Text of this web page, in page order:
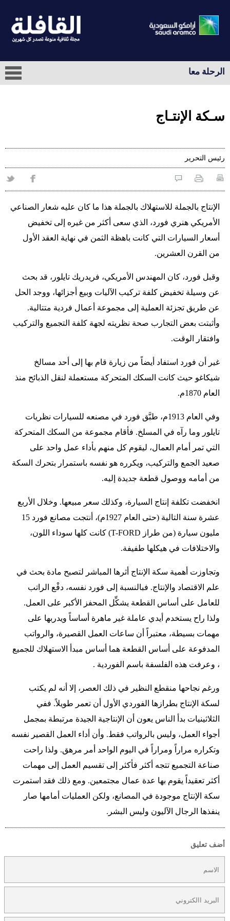
الرحلة معا
سـكة الإنتـاج
رئيس التحرير
الإنتاج بالجملة للاستهلاك بالجملة هذا ما كان عليه شعار الصناعي
الأمريكي هنري فورد، الذي سعى أكثر من غيره إلى تخفيض
أسعار السيارات التي كانت باهظة الثمن في نهاية العقد الأول
من القرن العشرين.
وقبل فورد، كان المهندس الأمريكي، فريدريك تايلور، قد بحث
عن وسيلة تخفيض كلفة تركيب الآليات وبيع أجزائها، ووجد الحل
عن طريق تجزئة العملية إلى مجموعة أعمال فردية متتالية.
وأثبتت بعض التجارب صحة نظريته لجهة كلفة التجميع والتركيب
وافتقار الوقت.
غير أن فورد استفاد أيضاً من زيارة قام بها إلى أحد مسالخ
شيكاغو حيث كانت السكك المتحركة مستعملة لنقل الذبائح منذ
العام 1870م.
وفي العام 1913م، طبَّق فورد في مصنعه للسيارات نظريات
تايلور وما رآه في المسلخ. فأقام مجموعة من السكك المتحركة
التي تمر أمام العمال، ليقوم كل منهم بأداء عمل واحد على
صعيد الجمع والتركيب، ويكرره هو نفسه باستمرار بتحرك السكة
من أمامه ووصول قطعة جديدة إليه.
انخفضت تكلفة إنتاج السيارة، وكذلك سعر مبيعها. وخلال الأربع
عشرة سنة التالية (حتى العام 1927م)، أنتجت مصانع فورد 15
مليون سيارة (من طراز T-FORD) كانت كلها سوداء اللون،
والاختلافات في هيكلها طفيفة.
وتجاوزت أهمية سكة الإنتاج أثرها المباشر لتصبح مادة بحث في
علم الاقتصاد والإنتاج. فبالنسبة إلى فورد نفسه، دفْع الراتب
للعامل على أساس القطعة يشكِّل المحفز الأكبر على العمل.
ولذا راح يستخدم أيدي عاملة غير ماهرة أساساً ويدربها على
مهمات بسيطة، معتبراً أن ساعات العمل القصيرة، والرواتب
المدفوعة على أساس القطعة هما أساس مبدأ الاستهلاك للجميع
، وعرفت هذه الفلسفة باسم الفوردية .
ورغم نجاحها منقطع النظير في ذلك العصر، إلا أنه لم يكتب
لسكة الإنتاج بطرازها الفوردي الأول أن تعمر طويلاً. ففي
الثلاثينيات بدأ الناس يعون أن الإنتاجية الجيدة مرتبطة بمجمل
أجواء العمل، وليس بالرواتب فقط. وأن أداء العمل القصير نفسه
وتكراره مراراً ومراراً في اليوم الواحد أمر مرهق. ولذا راحت
صناعة التجميع تتجه أكثر فأكثر إلى تقسيم العمل إلى مهمات
أكثر تعقيداً يقوم بها عدة عمال مجتمعين. ومع ذلك فقد استمرت
سكة الإنتاج موجودة في المصانع، ولكن العمليات أمامها صار
ينفذها الرجال الآليون وليس البشر.
أضف تعليق